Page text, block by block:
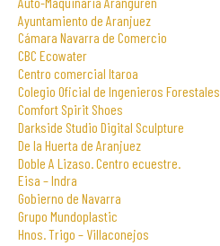
Ayuntamiento de Aranjuez
Cámara Navarra de Comercio
CBC Ecowater
Centro comercial Itaroa
Colegio Oficial de Ingenieros Forestales
Comfort Spirit Shoes
Darkside Studio Digital Sculpture
De la Huerta de Aranjuez
Doble A Lizaso. Centro ecuestre.
Eisa – Indra
Gobierno de Navarra
Grupo Mundoplastic
Hnos. Trigo – Villaconejos